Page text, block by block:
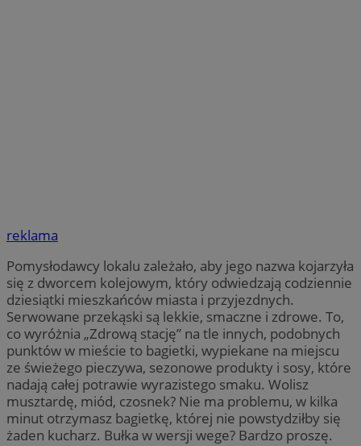
reklama
Pomysłodawcy lokalu zależało, aby jego nazwa kojarzyła
się z dworcem kolejowym, który odwiedzają codziennie
dziesiątki mieszkańców miasta i przyjezdnych.
Serwowane przekąski są lekkie, smaczne i zdrowe. To,
co wyróżnia „Zdrową stację” na tle innych, podobnych
punktów w mieście to bagietki, wypiekane na miejscu
ze świeżego pieczywa, sezonowe produkty i sosy, które
nadają całej potrawie wyrazistego smaku. Wolisz
musztardę, miód, czosnek? Nie ma problemu, w kilka
minut otrzymasz bagietkę, której nie powstydziłby się
żaden kucharz. Bułka w wersji wege? Bardzo proszę.